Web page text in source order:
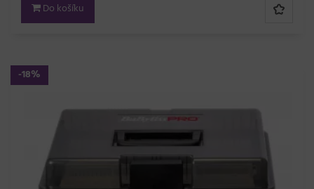
Do košíku
-18%